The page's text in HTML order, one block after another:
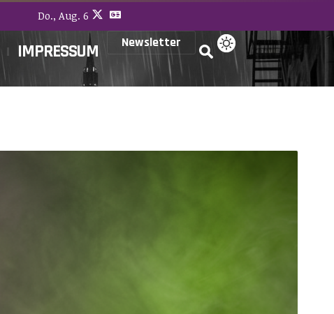
Do., Aug. 6
IMPRESSUM Newsletter